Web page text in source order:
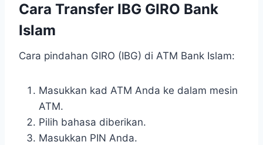
Cara Transfer IBG GIRO Bank
Islam
Cara pindahan GIRO (IBG) di ATM Bank Islam:
Masukkan kad ATM Anda ke dalam mesin
ATM.
Pilih bahasa diberikan.
Masukkan PIN Anda.